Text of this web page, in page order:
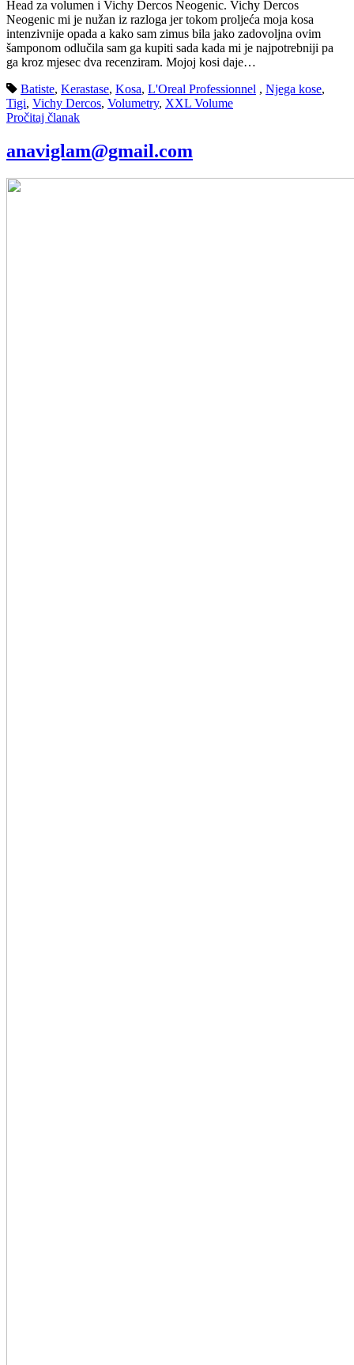
Head za volumen i Vichy Dercos Neogenic. Vichy Dercos
Neogenic mi je nužan iz razloga jer tokom proljeća moja kosa
intenzivnije opada a kako sam zimus bila jako zadovoljna ovim
šamponom odlučila sam ga kupiti sada kada mi je najpotrebniji pa
ga kroz mjesec dva recenziram. Mojoj kosi daje…
Batiste, Kerastase, Kosa, L'Oreal Professionnel , Njega kose,
Tigi, Vichy Dercos, Volumetry, XXL Volume
Pročitaj članak
anaviglam@gmail.com